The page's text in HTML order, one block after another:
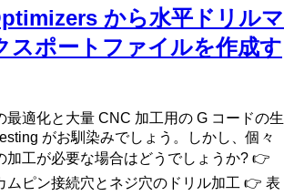
から水平ドリルマ
スポートファイルを作成す
最適化と大量 CNC 加工用の G コードの生
がお馴染みでしょう。しかし、個々
加工が必要な場合はどうでしょうか? 👉
ムピン接続穴とネジ穴のドリル加工 👉 表